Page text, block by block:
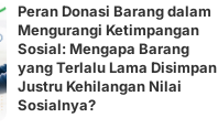
Peran Donasi Barang dalam
Mengurangi Ketimpangan
Sosial: Mengapa Barang
yang Terlalu Lama Disimpan
Justru Kehilangan Nilai
Sosialnya?